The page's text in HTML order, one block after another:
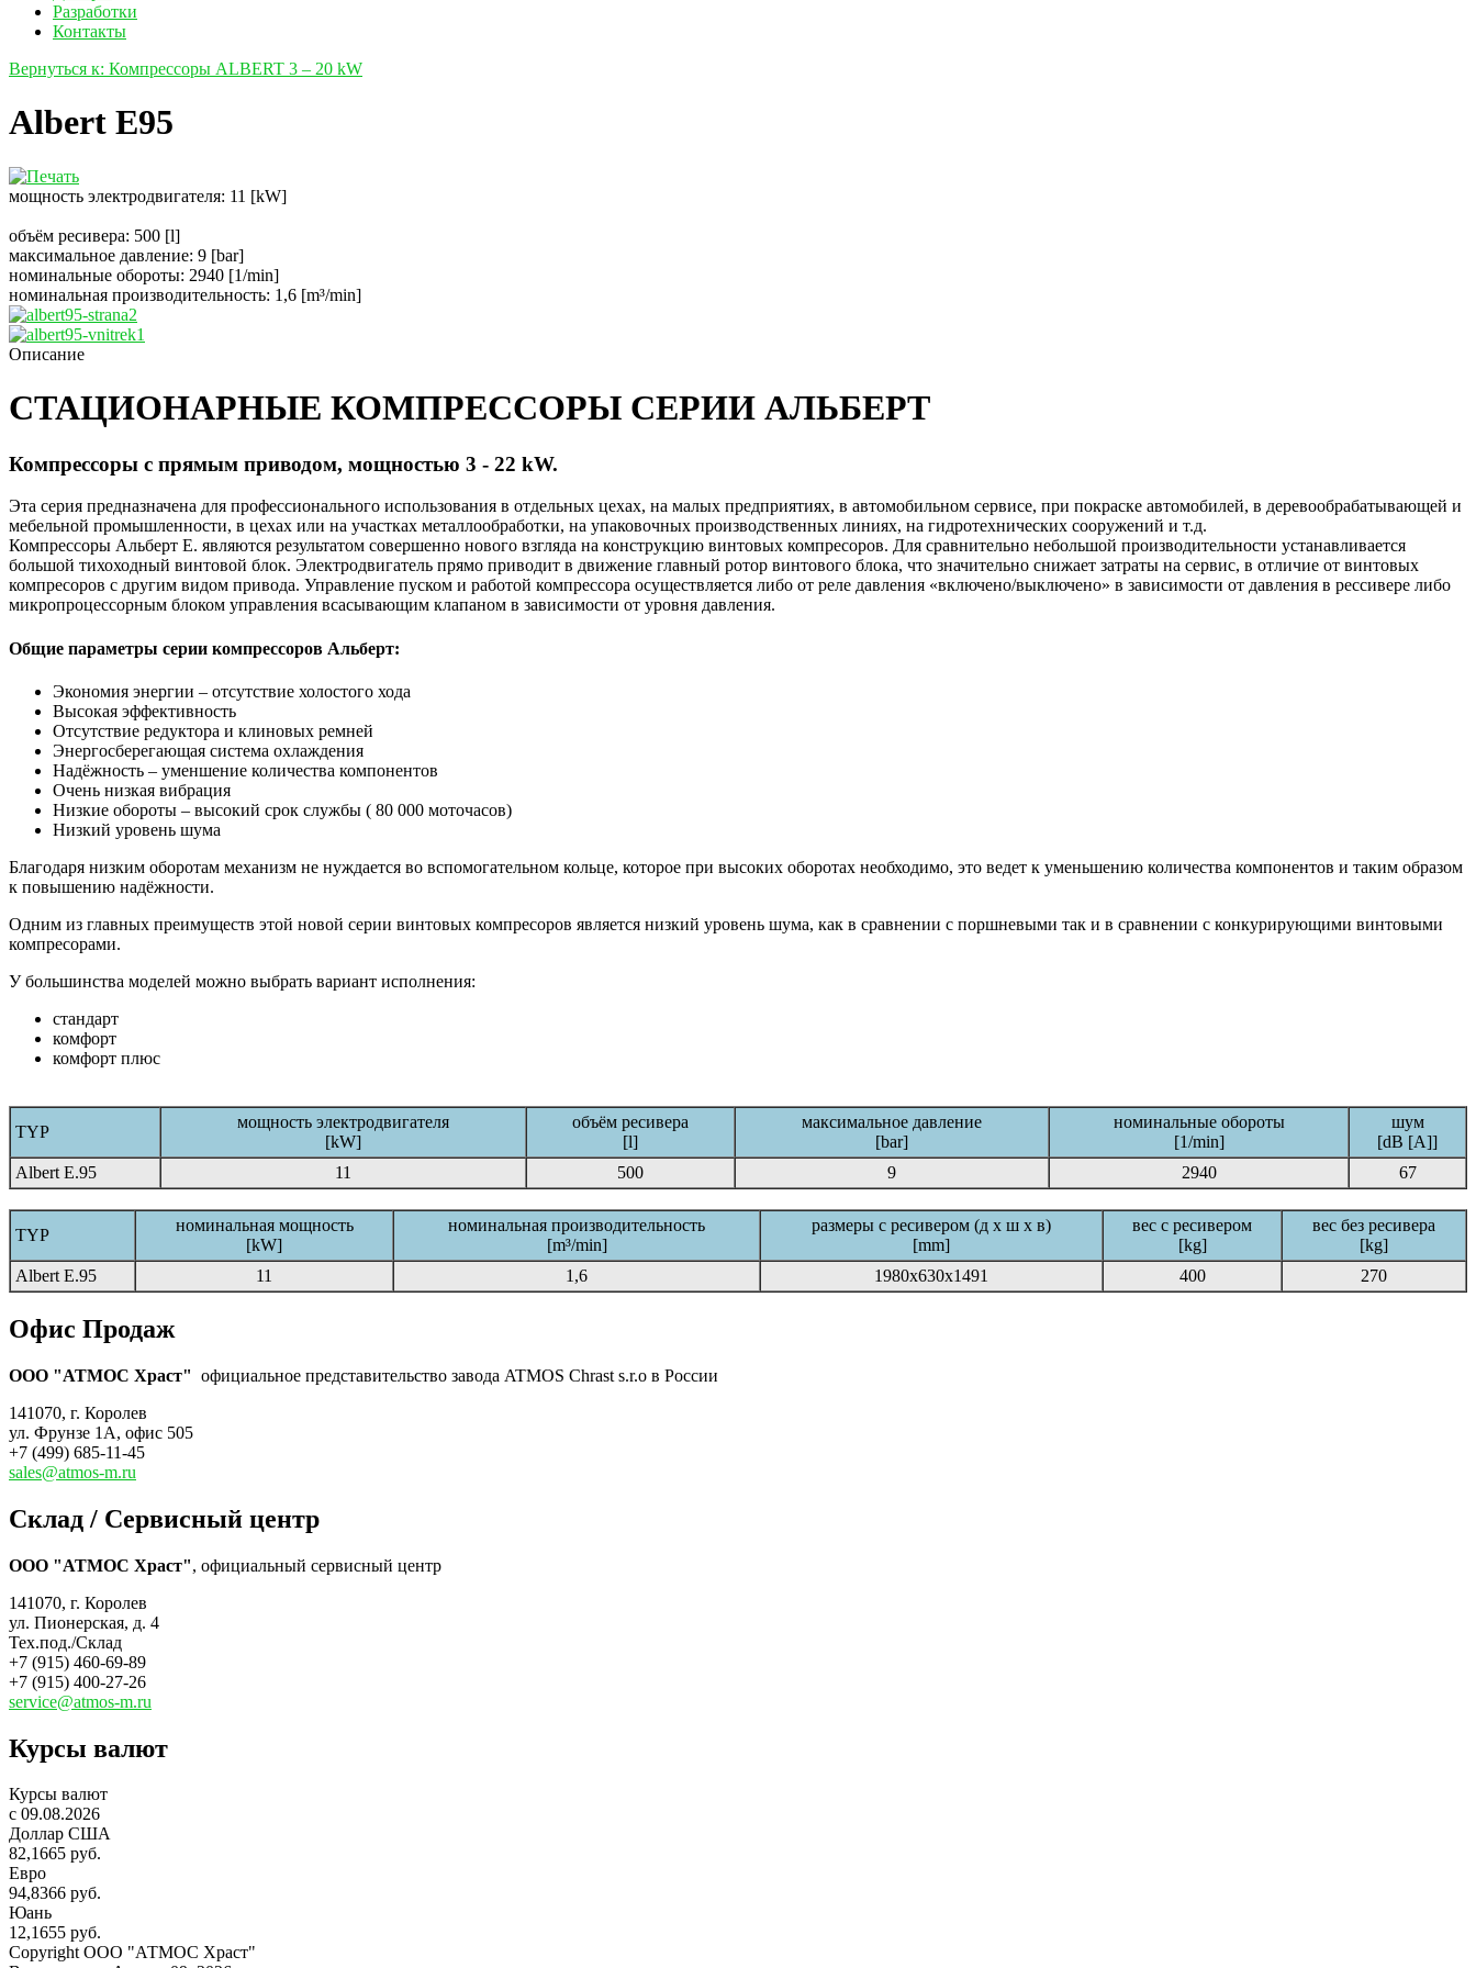
Разработки
Контакты
Вернуться к: Компрессоры ALBERT 3 – 20 kW
Albert E95
мощность электродвигателя: 11 [kW]
объём ресивера: 500 [l]
максимальное давление: 9 [bar]
номинальные обороты: 2940 [1/min]
номинальная производительность: 1,6 [m³/min]
Описание
СТАЦИОНАРНЫЕ КОМПРЕССОРЫ СЕРИИ АЛЬБЕРТ
Компрессоры с прямым приводом, мощностью 3 - 22 kW.
Эта серия предназначена для профессионального использования в отдельных цехах, на малых предприятиях, в автомобильном сервисе, при покраске автомобилей, в деревообрабатывающей и
мебельной промышленности, в цехах или на участках металлообработки, на упаковочных производственных линиях, на гидротехнических сооружений и т.д.
Компрессоры Альберт E. являются результатом совершенно нового взгляда на конструкцию винтовых компресоров. Для сравнительно небольшой производительности устанавливается
большой тихоходный винтовой блок. Электродвигатель прямо приводит в движение главный ротор винтового блока, что значительно снижает затраты на сервис, в отличие от винтовых
компресоров с другим видом привода. Управление пуском и работой компрессора осуществляется либо от реле давления «включено/выключено» в зависимости от давления в рессивере либо
микропроцессорным блоком управления всасывающим клапаном в зависимости от уровня давления.
Общие параметры серии компрессоров Альберт:
Экономия энергии – отсутствие холостого хода
Высокая эффективность
Отсутствие редуктора и клиновых ремней
Энергосберегающая система охлаждения
Надёжность – уменшение количества компонентов
Очень низкая вибрация
Низкие обороты – высокий срок службы ( 80 000 моточасов)
Низкий уровень шума
Благодаря низким оборотам механизм не нуждается во вспомогательном кольце, которое при высоких оборотах необходимо, это ведет к уменьшению количества компонентов и таким образом
к повышению надёжности.
Одним из главных преимуществ этой новой серии винтовых компресоров является низкий уровень шума, как в сравнении с поршневыми так и в сравнении с конкурирующими винтовыми
компресорами.
У большинства моделей можно выбрать вариант исполнения:
стандарт
комфорт
комфорт плюс
TYP
мощность электродвигателя
[kW]
объём ресивера
[l]
максимальное давление
[bar]
номинальные обороты
[1/min]
шум
[dB [A]]
Albert E.95
11 500 9 2940 67
TYP
номинальная мощность
[kW]
номинальная производительность
[m³/min]
размеры с ресивером (д х ш х в)
[mm]
вес с ресивером
[kg]
вес без ресивера
[kg]
Albert E.95
11 1,6 1980x630x1491 400 270
Офис Продаж
ООО "АТМОС Храст" официальное представительство завода ATMOS Chrast s.r.o в России
141070, г. Королев
ул. Фрунзе 1А, офис 505
+7 (499) 685-11-45
sales@atmos-m.ru
Склад / Сервисный центр
ООО "АТМОС Храст", официальный сервисный центр
141070, г. Королев
ул. Пионерская, д. 4
Тех.под./Склад
+7 (915) 460-69-89
+7 (915) 400-27-26
service@atmos-m.ru
Курсы валют
Курсы валют
c 09.08.2026
Доллар США
82,1665 руб.
Евро
94,8366 руб.
Юань
12,1655 руб.
Copyright OOO "АТМОС Храст"